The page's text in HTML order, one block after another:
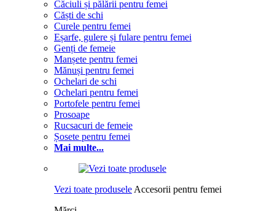
Căciuli și pălării pentru femei
Căști de schi
Curele pentru femei
Eșarfe, gulere și fulare pentru femei
Genți de femeie
Manșete pentru femei
Mănuși pentru femei
Ochelari de schi
Ochelari pentru femei
Portofele pentru femei
Prosoape
Rucsacuri de femeie
Șosete pentru femei
Mai multe...
Vezi toate produsele Accesorii pentru femei